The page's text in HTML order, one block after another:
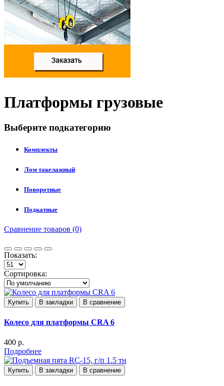
Платформы грузовые
Выберите подкатегорию
Комплекты
Лом такелажный
Поворотные
Подкатные
Сравнение товаров (0)
Показать:
Сортировка:
Купить В закладки В сравнение
Колесо для платформы CRA 6
400 р.
Подробнее
Купить В закладки В сравнение